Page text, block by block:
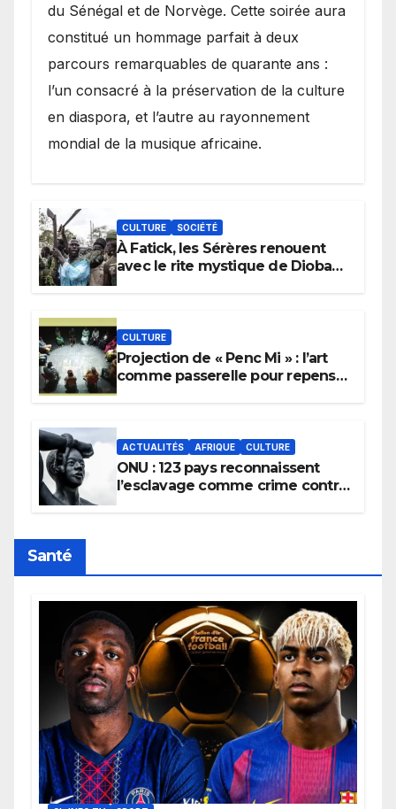
du Sénégal et de Norvège. Cette soirée aura
constitué un hommage parfait à deux
parcours remarquables de quarante ans :
l’un consacré à la préservation de la culture
en diaspora, et l’autre au rayonnement
mondial de la musique africaine.
CULTURE SOCIÉTÉ
À Fatick, les Sérères renouent
avec le rite mystique de Diobaye
CULTURE
Projection de « Penc Mi » : l’art
comme passerelle pour repenser
ACTUALITÉS AFRIQUE CULTURE
ONU : 123 pays reconnaissent
l’esclavage comme crime contre
Santé